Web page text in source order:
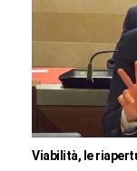
Viabilità, le